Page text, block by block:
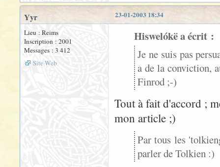
23-01-2003 18:34
Yyr
Lieu : Reims
Inscription : 2001
Messages : 3 412
Site Web
Hiswelókë a écrit :
Je ne suis pas
a de la conviction,
Finrod ;-)
Tout à fait d'accord ;
mon article ;)
Par tous les
parler de Tolkien :)